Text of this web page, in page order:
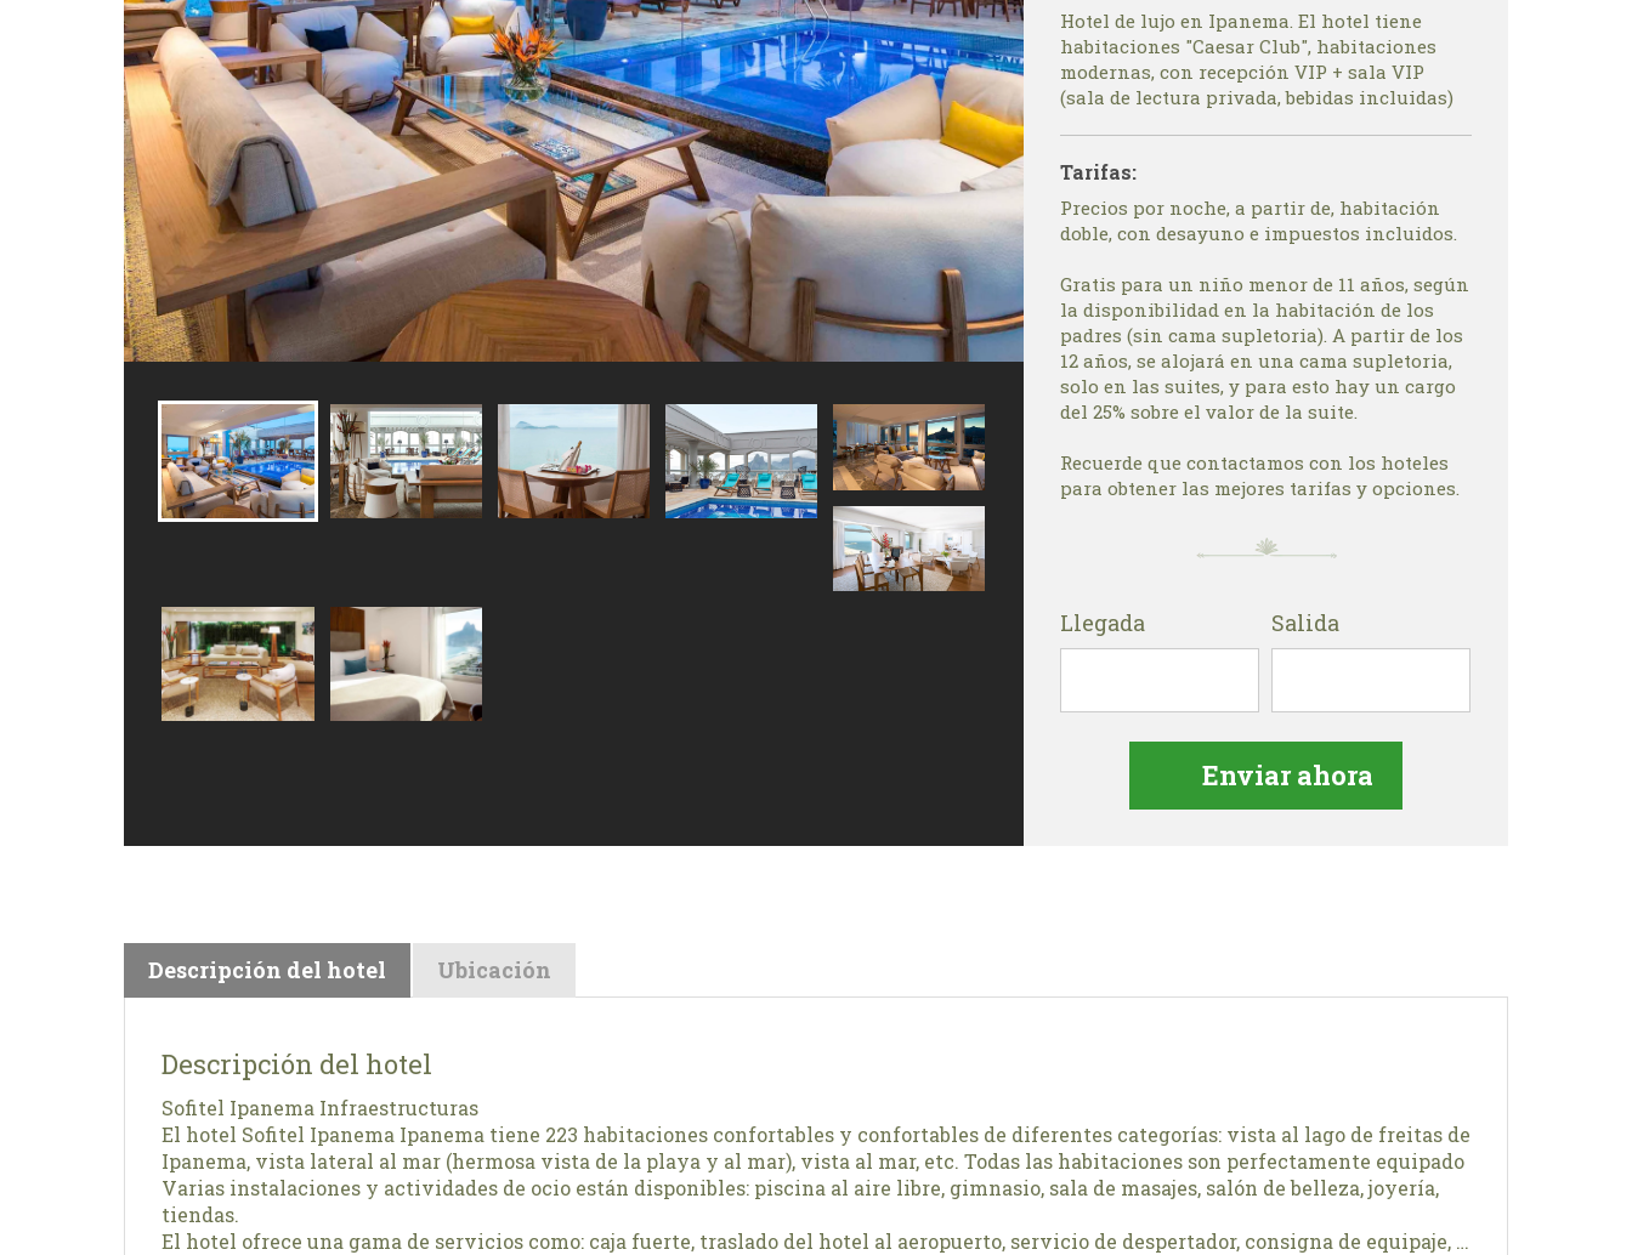
Hotel de lujo en Ipanema. El hotel tiene
habitaciones "Caesar Club", habitaciones
modernas, con recepción VIP + sala VIP
(sala de lectura privada, bebidas incluidas)
Tarifas:
Precios por noche, a partir de, habitación
doble, con desayuno e impuestos incluidos.
Gratis para un niño menor de 11 años, según
la disponibilidad en la habitación de los
padres (sin cama supletoria). A partir de los
12 años, se alojará en una cama supletoria,
solo en las suites, y para esto hay un cargo
del 25% sobre el valor de la suite.
Recuerde que contactamos con los hoteles
para obtener las mejores tarifas y opciones.
Llegada Salida
Descripción del hotel Ubicación
Descripción del hotel
Sofitel Ipanema Infraestructuras
El hotel Sofitel Ipanema Ipanema tiene 223 habitaciones confortables y confortables de diferentes categorías: vista al lago de freitas de
Ipanema, vista lateral al mar (hermosa vista de la playa y al mar), vista al mar, etc. Todas las habitaciones son perfectamente equipado
Varias instalaciones y actividades de ocio están disponibles: piscina al aire libre, gimnasio, sala de masajes, salón de belleza, joyería,
tiendas.
El hotel ofrece una gama de servicios como: caja fuerte, traslado del hotel al aeropuerto, servicio de despertador, consigna de equipaje, …